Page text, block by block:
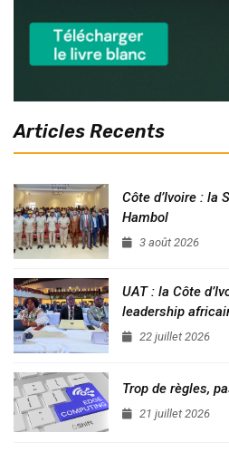
Articles Recents
Côte d’Ivoire : la
Hambol
3 août 2026
UAT : la Côte
leadership
22 juillet 2026
Trop de règles,
21 juillet 2026